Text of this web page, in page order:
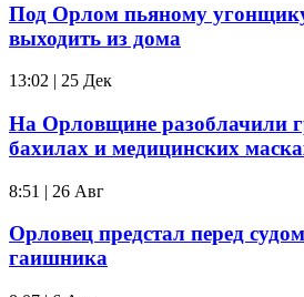
Под Орлом пьяному
выходить из дома
13:02 | 25 Дек
На Орловщине разоблачили
бахилах и медицинских
8:51 | 26 Авг
Орловец предстал перед
гаишника